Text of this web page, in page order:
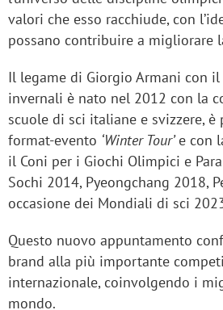
valori che esso racchiude, con
possano contribuire a migliorare
Il legame di Giorgio Armani con
invernali è nato nel 2012 con la
scuole di sci italiane e svizzere,
format-evento ‘Winter Tour’e con
il Coni per i Giochi Olimpici e
Sochi 2014, Pyeongchang 2018,
occasione dei Mondiali di sci
Questo nuovo appuntamento
brand alla più importante
internazionale, coinvolgendo i
mondo.